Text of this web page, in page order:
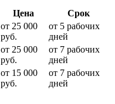
Цена
Срок
от 25 000
руб.
от 5 рабочих
дней
от 25 000
руб.
от 7 рабочих
дней
от 15 000
руб.
от 7 рабочих
дней